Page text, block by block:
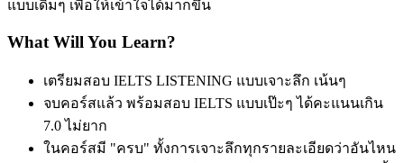
แบบเดิมๆ เพื่อให้เข้าใจได้มากขึ้น
What Will You Learn?
เตรียมสอบ IELTS LISTENING แบบเจาะลึก เน้นๆ
จบคอร์สแล้ว พร้อมสอบ IELTS แบบเป๊ะๆ ได้คะแนนเกิน
7.0 ไม่ยาก
ในคอร์สมี "ครบ" ทั้งการเจาะลึกทุกรายละเอียดว่าอันไหน